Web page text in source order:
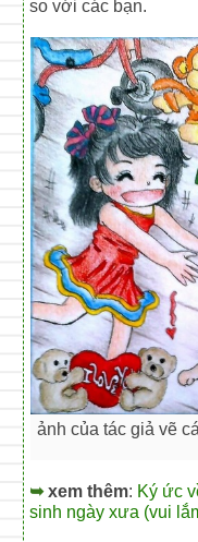
so với các bạn.
ảnh của tác giả vẽ
➥xem thêm: Ký ức
sinh ngày xưa (vui